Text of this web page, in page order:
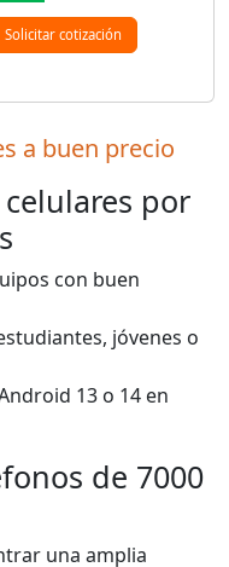
Solicitar cotización
a buen precio
por
con buen
jóvenes o
13 o 14 en
de 7000
una amplia